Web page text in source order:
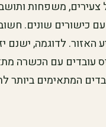
צעירים, משפחות
כישורים שונים.
האזור. לדוגמה, ישנם
עובדים עם הכשרה
המתאימים ביותר